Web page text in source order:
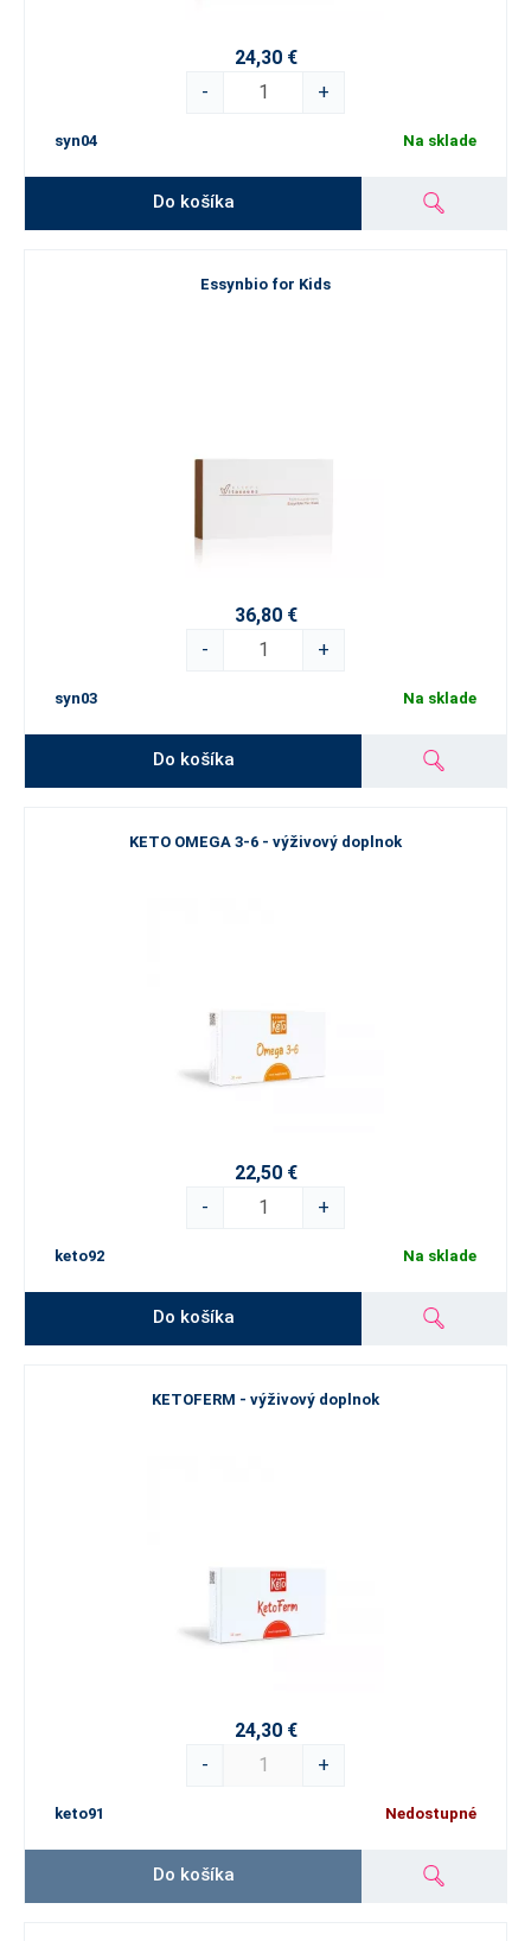
24,30 €
-
+
syn04 Na sklade
Do košíka
Essynbio for Kids
36,80 €
-
+
syn03 Na sklade
Do košíka
KETO OMEGA 3-6 - výživový doplnok
22,50 €
-
+
keto92 Na sklade
Do košíka
KETOFERM - výživový doplnok
24,30 €
-
+
keto91 Nedostupné
Do košíka